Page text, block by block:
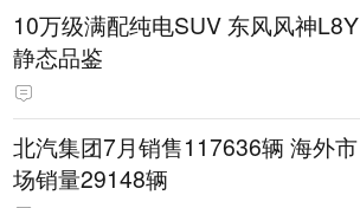
10万级满配纯电SUV 东风风神L8Y
静态品鉴
北汽集团7月销售117636辆 海外市
场销量29148辆